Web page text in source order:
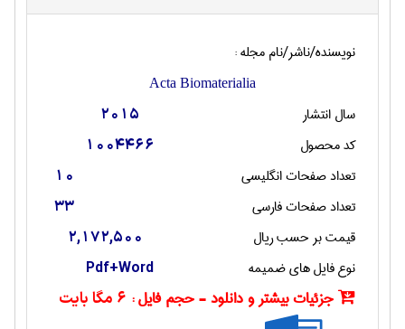
نویسنده/ناشر/نام مجله :
Acta Biomaterialia
سال انتشار 2015
کد محصول 1004466
تعداد صفحات انگليسی 10
تعداد صفحات فارسی 33
قیمت بر حسب ریال 2,172,500
نوع فایل های ضمیمه Pdf+Word
جزئیات بیشتر و دانلود - حجم فایل : 6 مگا بایت